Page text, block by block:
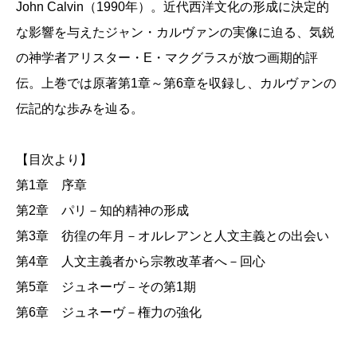
洋
文
て
作
ら
れ
John Calvin（1990年）。近代西洋文化の形成に決定的
な影響を与えたジャン・カルヴァンの実像に迫る、気鋭
の神学者アリスター・E・マクグラスが放つ画期的評
伝。上巻では原著第1章～第6章を収録し、カルヴァンの
伝記的な歩みを辿る。
【目次より】
第1章 序章
第2章 パリ－知的精神の形成
第3章 彷徨の年月－オルレアンと人文主義との出会い
第4章 人文主義者から宗教改革者へ－回心
第5章 ジュネーヴ－その第1期
第6章 ジュネーヴ－権力の強化